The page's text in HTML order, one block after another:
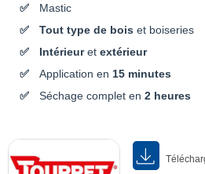
Mastic
Tout type de bois et boiseries
Intérieuret extérieur
Application en 15 minutes
Séchage complet en 2 heures